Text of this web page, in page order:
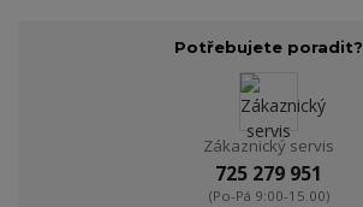
Potřebujete poradit?
Zákaznický servis
725 279 951
(Po-Pá 9:00-15.00)